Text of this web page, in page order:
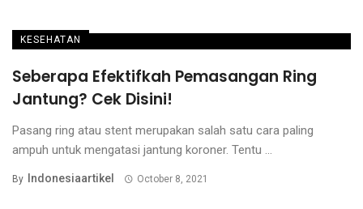
KESEHATAN
Seberapa Efektifkah Pemasangan Ring
Jantung? Cek Disini!
Pasang ring atau stent merupakan salah satu cara paling
ampuh untuk mengatasi jantung koroner. Tentu ...
By Indonesiaartikel October 8, 2021